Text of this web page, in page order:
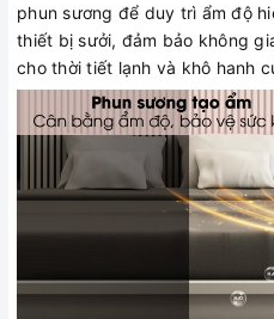
phun sương để duy trì ẩm độ
thiết bị sưởi, đảm bảo không
cho thời tiết lạnh và khô hanh